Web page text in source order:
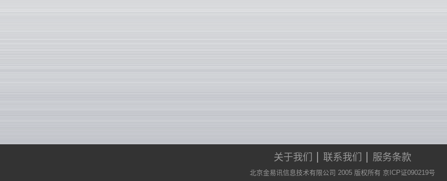
关于我们 联系我们 服务条款
北京金易讯信息技术有限公司 2005 版权所有 京ICP证090219号